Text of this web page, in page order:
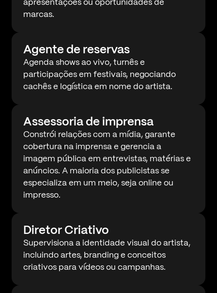
apresentações ou oportunidades de
marcas.
Agente de reservas
Agenda shows ao vivo, turnês e
participações em festivais, negociando
cachês e logística em nome do artista.
Assessoria de imprensa
Constrói relações com a mídia, garante
cobertura na imprensa e gerencia a
imagem pública em entrevistas, matérias e
anúncios. A maioria dos publicistas se
especializa em um meio, seja online ou
impresso.
Diretor Criativo
Supervisiona a identidade visual do artista,
incluindo artes, branding e conceitos
criativos para vídeos ou campanhas.